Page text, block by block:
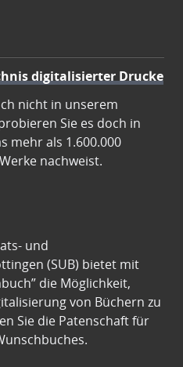
digitalisierter Drucke
nicht in unserem
Sie es doch in
mehr als 1.600.000
nachweist.
und
(SUB) bietet mit
die Möglichkeit,
von Büchern zu
Sie die Patenschaft für